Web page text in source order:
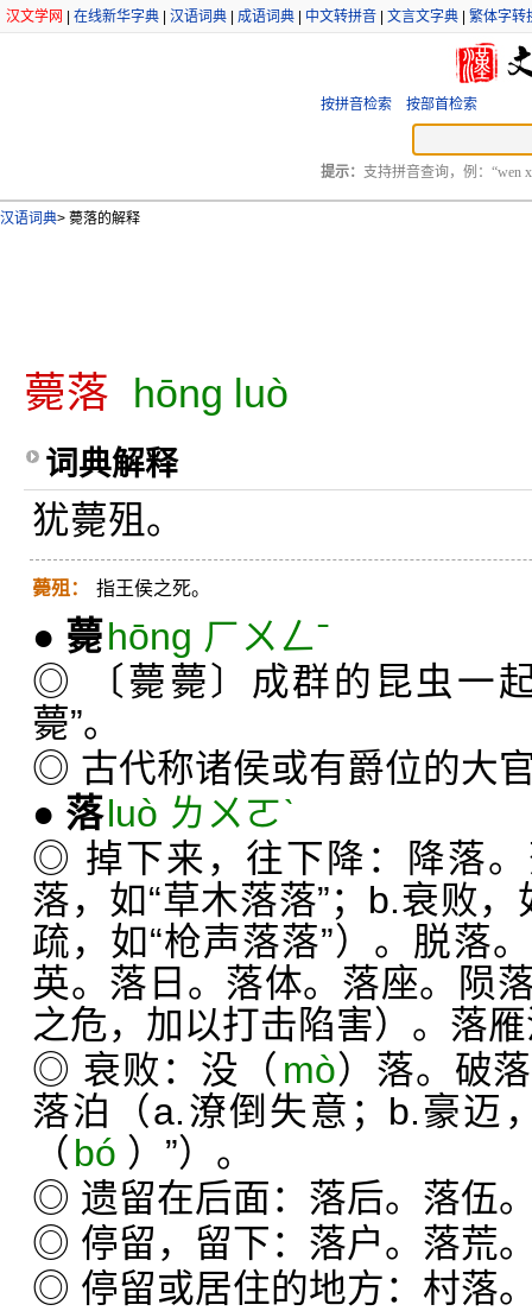
汉文学网 在线新华字典 汉语词典 成语词典 中文转拼音 文言文字典 繁体字转
按拼音检索 按部首检索
提示： 支持拼音查询，例：“wen
汉语词典> 薨落的解释
薨落 hōng luò
词典解释
犹薨殂。
薨殂： 指王侯之死。
● 薨hōng ㄏㄨㄥˉ
◎ 〔薨薨〕成群的昆虫一
薨”。
◎ 古代称诸侯或有爵位的大
● 落luò ㄌㄨㄛˋ
◎ 掉下来，往下降：降落
落，如“草木落落”；b.衰败
疏，如“枪声落落”）。脱落
英。落日。落体。落座。陨
之危，加以打击陷害）。落
◎ 衰败：没（ mò）落。破
落泊（a.潦倒失意；b.豪迈
（ bó ）”）。
◎ 遗留在后面：落后。落伍
◎ 停留，留下：落户。落荒
◎ 停留或居住的地方：村落